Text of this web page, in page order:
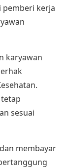
pemberi kerja
karyawan
sesuai
membayar